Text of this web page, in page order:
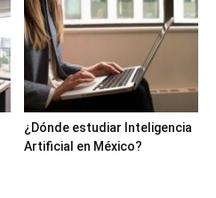
¿Dónde estudiar Inteligencia
Artificial en México?